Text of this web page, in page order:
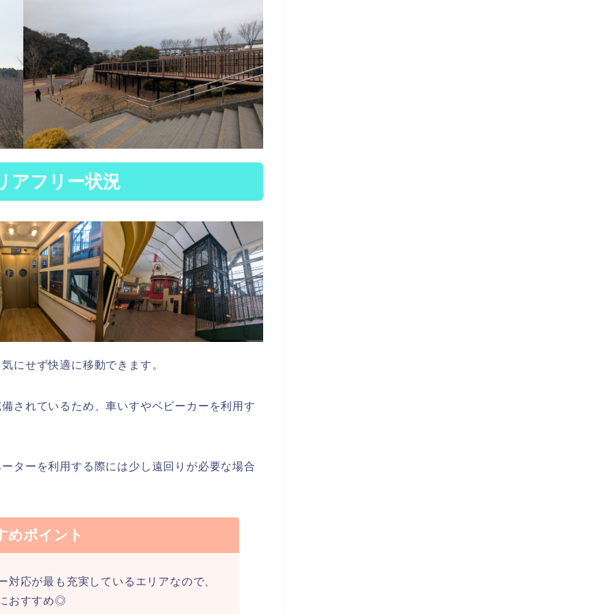
アフリー状況
にせず快適に移動できます。
されているため、車いすやベビーカーを利用す
ターを利用する際には少し遠回りが必要な場合
めポイント
応が最も充実しているエリアなので、
おすすめ◎